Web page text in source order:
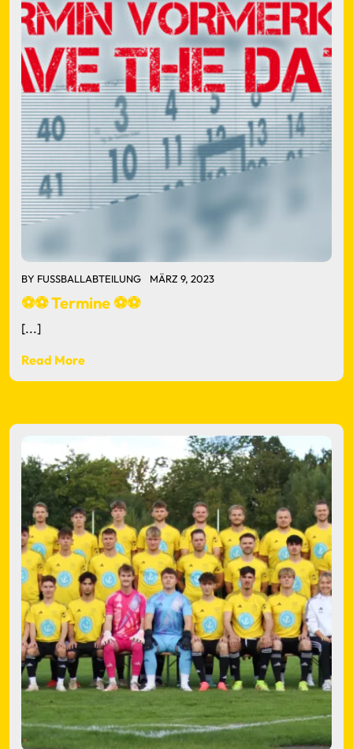
BY FUSSBALLABTEILUNG MÄRZ 9, 2023
⚽⚽ Termine ⚽⚽
[...]
Read More